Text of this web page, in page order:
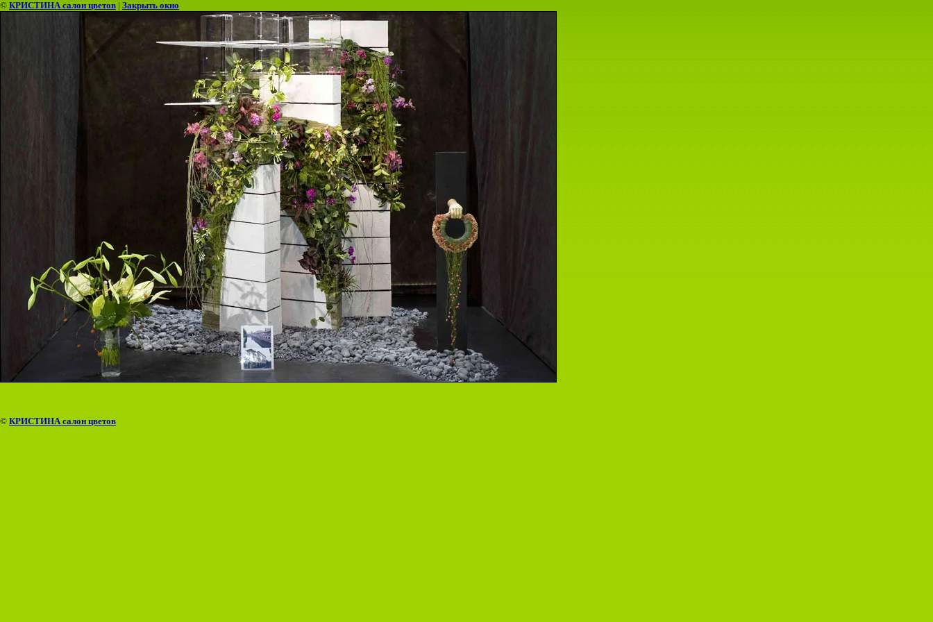
© КРИСТИНА салон цветов | Закрыть окно
© КРИСТИНА салон цветов